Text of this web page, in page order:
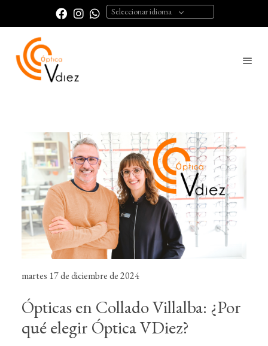
Seleccionar idioma
martes 17 de diciembre de 2024
Ópticas en Collado Villalba: ¿Por
qué elegir Óptica VDiez?